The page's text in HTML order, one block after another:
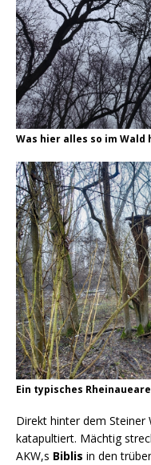
Was hier alles so im
Ein typisches
Direkt hinter dem Steiner
katapultiert. Mächtig
AKW,s Biblis in den